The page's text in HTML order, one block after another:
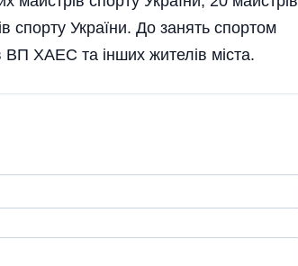
спорту України. До занять спортом
ВП ХАЕС та інших жителів міста.